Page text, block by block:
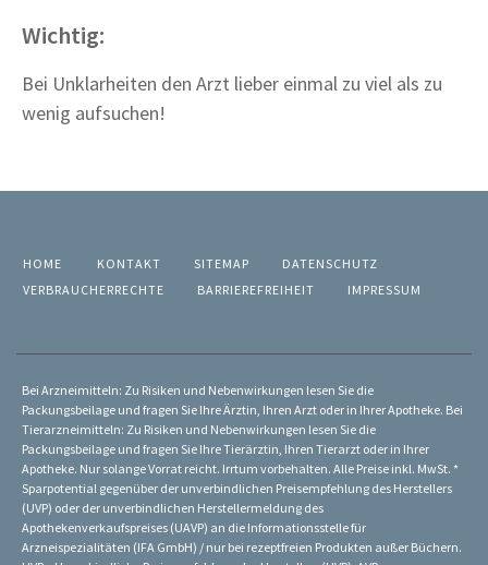
Wichtig:
Bei Unklarheiten den Arzt lieber einmal zu viel als zu
wenig aufsuchen!
HOME KONTAKT SITEMAP
DATENSCHUTZ
VERBRAUCHERRECHTE
BARRIEREFREIHEIT IMPRESSUM
Bei Arzneimitteln: Zu Risiken und Nebenwirkungen lesen Sie die
Packungsbeilage und fragen Sie Ihre Ärztin, Ihren Arzt oder in Ihrer Apotheke. Bei
Tierarzneimitteln: Zu Risiken und Nebenwirkungen lesen Sie die
Packungsbeilage und fragen Sie Ihre Tierärztin, Ihren Tierarzt oder in Ihrer
Apotheke. Nur solange Vorrat reicht. Irrtum vorbehalten. Alle Preise inkl. MwSt. *
Sparpotential gegenüber der unverbindlichen Preisempfehlung des Herstellers
(UVP) oder der unverbindlichen Herstellermeldung des
Apothekenverkaufspreises (UAVP) an die Informationsstelle für
Arzneispezialitäten (IFA GmbH) / nur bei rezeptfreien Produkten außer Büchern.